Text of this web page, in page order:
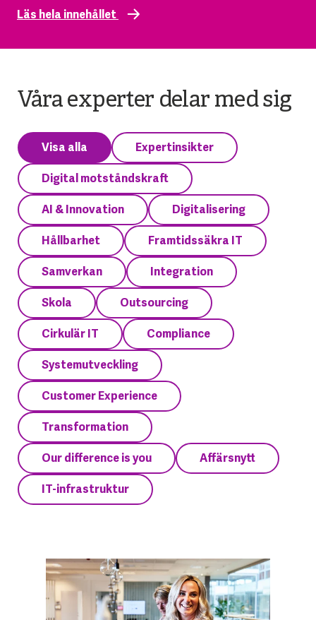
Läs hela innehållet
Våra experter delar med sig
Visa alla Expertinsikter
Digital motståndskraft
AI & Innovation Digitalisering
Hållbarhet Framtidssäkra IT
Samverkan Integration
Skola Outsourcing
Cirkulär IT Compliance
Systemutveckling
Customer Experience
Transformation
Our difference is you Affärsnytt
IT-infrastruktur